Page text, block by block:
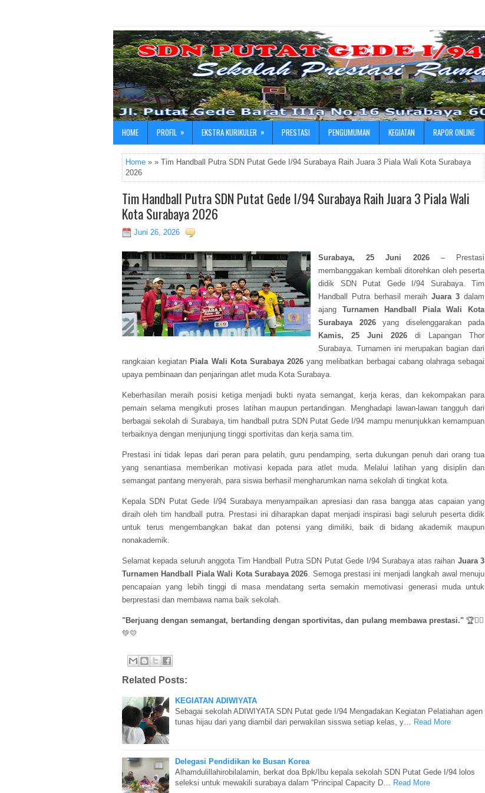
HOME PROFIL » EKSTRA KURIKULER » PRESTASI PENGUMUMAN KEGIATAN RAPOR ONLINE
Home » » Tim Handball Putra SDN Putat Gede I/94 Surabaya Raih Juara 3 Piala Wali Kota Surabaya
2026
Tim Handball Putra SDN Putat Gede I/94 Surabaya Raih Juara 3 Piala Wali
Kota Surabaya 2026
Juni 26, 2026
Surabaya, 25 Juni 2026– Prestasi
membanggakan kembali ditorehkan oleh peserta
didik SDN Putat Gede I/94 Surabaya. Tim
Handball Putra berhasil meraihJuara 3 dalam
ajang Turnamen Handball Piala Wali Kota
Surabaya 2026yang diselenggarakan pada
Kamis, 25 Juni 2026 di
Lapangan Thor
Surabaya. Turnamen ini merupakan bagian dari
rangkaian kegiatan Piala Wali Kota Surabaya 2026 yang melibatkan berbagai cabang olahraga sebagai
upaya pembinaan dan penjaringan atlet muda Kota Surabaya.
Keberhasilan meraih posisi ketiga menjadi bukti nyata semangat, kerja keras, dan kekompakan para
pemain selama mengikuti proses latihan maupun pertandingan. Menghadapi lawan-lawan tangguh dari
berbagai sekolah di Surabaya, tim handball putra SDN Putat Gede I/94 mampu menunjukkan kemampuan
terbaiknya dengan menjunjung tinggi sportivitas dan kerja sama tim.
Prestasi ini tidak lepas dari peran para pelatih, guru pendamping, serta dukungan penuh dari orang tua
yang senantiasa memberikan motivasi kepada para atlet muda. Melalui latihan yang disiplin dan
semangat pantang menyerah, para siswa berhasil mengharumkan nama sekolah di tingkat kota.
Kepala SDN Putat Gede I/94 Surabaya menyampaikan apresiasi dan rasa bangga atas capaian yang
diraih oleh tim handball putra. Prestasi ini diharapkan dapat menjadi inspirasi bagi seluruh peserta didik
untuk terus mengembangkan bakat dan potensi yang dimiliki, baik di bidang akademik maupun
nonakademik.
Selamat kepada seluruh anggota Tim Handball Putra SDN Putat Gede I/94 Surabaya atas raihan Juara 3
Turnamen Handball Piala Wali Kota Surabaya 2026. Semoga prestasi ini menjadi langkah awal menuju
pencapaian yang lebih tinggi di masa mendatang serta semakin memotivasi generasi muda untuk
berprestasi dan membawa nama baik sekolah.
"Berjuang dengan semangat, bertanding dengan sportivitas, dan pulang membawa prestasi."🏆🤾‍♂️
💚💛
Related Posts:
KEGIATAN ADIWIYATA
Sebagai sekolah ADIWIYATA SDN Putat gede I/94 Mengadakan Kegiatan Pelatiahan agen
tunas hijau dari yang diambil dari perwakilan sisswa setiap kelas, y…
Read More
Delegasi Pendidikan ke Busan Korea
Alhamdulillahirobilalamin, berkat doa Bpk/Ibu kepala sekolah SDN Putat Gede I/94 lolos
seleksi untuk mewakili surabaya dalam ''Principal Capacity D…
Read More